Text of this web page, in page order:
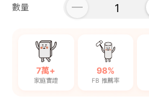
數量
7萬+
家庭實證
98%
FB 推薦率